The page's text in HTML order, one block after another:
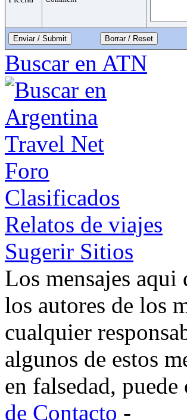
Enviar / Submit
Buscar en ATN
Foro
Clasificados
Relatos de viajes
Sugerir Sitios
Los mensajes
los autores de los
cualquier
algunos de estos
en falsedad,
de Contacto -